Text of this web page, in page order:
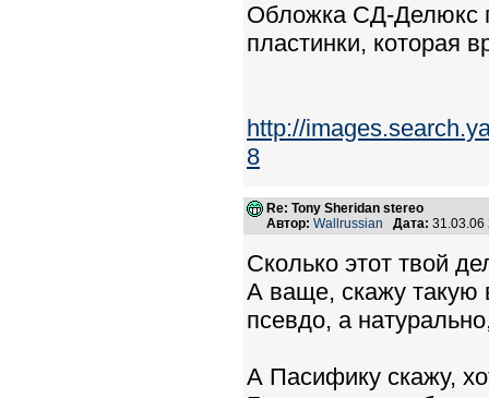
Обложка СД-Делюкс
пластинки, которая
http://
8
Re: Tony Sheridan stereo
Автор: Wallrussian Дата:
Сколько этот твой
А ваще, скажу такую
псевдо, а
А Пасифику скажу,